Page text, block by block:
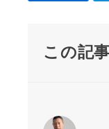
この記